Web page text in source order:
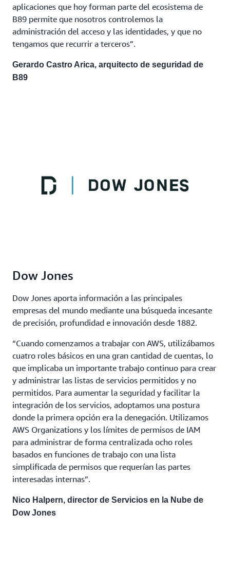
aplicaciones que hoy forman parte del ecosistema de
B89 permite que nosotros controlemos la
administración del acceso y las identidades, y que no
tengamos que recurrir a terceros”.
Gerardo Castro Arica, arquitecto de seguridad de
B89
Dow Jones
Dow Jones aporta información a las principales
empresas del mundo mediante una búsqueda incesante
de precisión, profundidad e innovación desde 1882.
“Cuando comenzamos a trabajar con AWS, utilizábamos
cuatro roles básicos en una gran cantidad de cuentas, lo
que implicaba un importante trabajo continuo para crear
y administrar las listas de servicios permitidos y no
permitidos. Para aumentar la seguridad y facilitar la
integración de los servicios, adoptamos una postura
donde la primera opción era la denegación. Utilizamos
AWS Organizations y los límites de permisos de IAM
para administrar de forma centralizada ocho roles
basados en funciones de trabajo con una lista
simplificada de permisos que requerían las partes
interesadas internas”.
Nico Halpern, director de Servicios en la Nube de
Dow Jones